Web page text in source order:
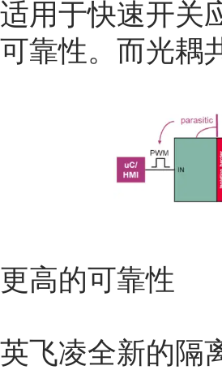
适用于快速开关
可靠性。而光耦
更高的可靠性
英飞凌全新的隔